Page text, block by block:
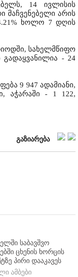
14 ივლისის
მაჩვენებელი არის
ხოლო 7 დღის
სახელმწიფო
გადაყვანილია - 24
9 947 ადამიანი,
აჭარაში - 1 122,
გაზიარება
საბავშვო
ცხენის ხორცის
პირი დააკავეს
ამბები